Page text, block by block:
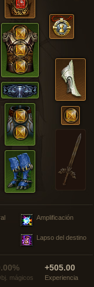
Amplificación
Lapso del destino
mágicos
+505.00
Experiencia